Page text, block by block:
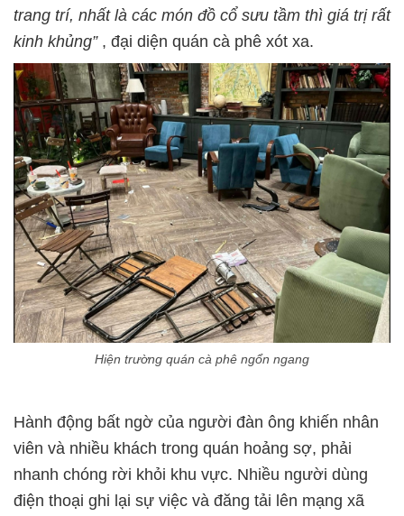
trang trí, nhất là các món đồ cổ sưu tầm thì giá trị rất
kinh khủng” , đại diện quán cà phê xót xa.
Hiện trường quán cà phê ngổn ngang
Hành động bất ngờ của người đàn ông khiến nhân
viên và nhiều khách trong quán hoảng sợ, phải
nhanh chóng rời khỏi khu vực. Nhiều người dùng
điện thoại ghi lại sự việc và đăng tải lên mạng xã